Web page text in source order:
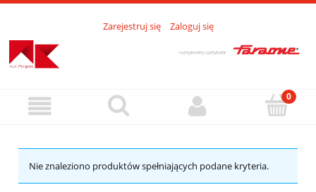
Zarejestruj się Zaloguj się
Nie znaleziono produktów spełniających podane kryteria.